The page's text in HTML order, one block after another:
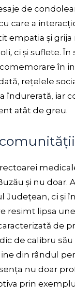
de
care a
empatia și
ci și suflete.
în
rețelele
iar
atât de greu.
și nu doar.
Județean, ci și
resimt lipsa
de
de calibru
din rândul
nu doar
prin